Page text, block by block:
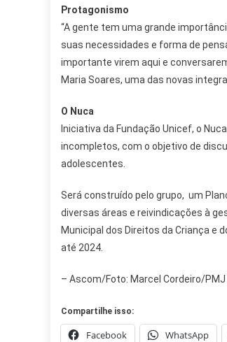
Protagonismo
“A gente tem uma grande
suas necessidades e forma de
importante virem aqui e
Maria Soares, uma das novas
O Nuca
Iniciativa da Fundação Unicef, o
incompletos, com o objetivo de
adolescentes.
Será construído pelo grupo, um
diversas áreas e reivindicações à
Municipal dos Direitos da Criança e
até 2024.
– Ascom/Foto: Marcel Cordeiro/PMJ
Compartilhe isso:
Facebook WhatsApp